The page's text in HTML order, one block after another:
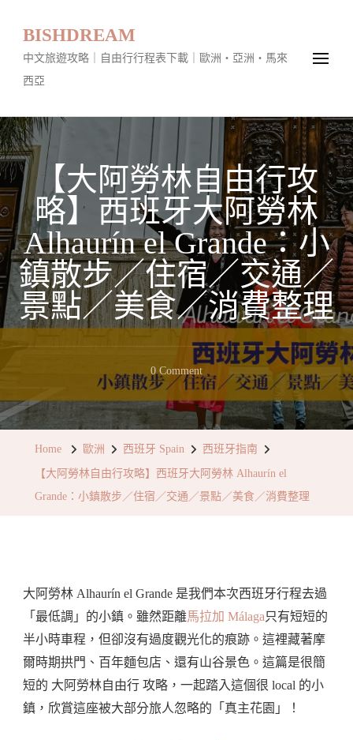
BISHDREAM
中文旅遊攻略｜自由行行程表下載｜歐洲・亞洲・馬來
西亞
【大阿勞林自由行攻
略】西班牙大阿勞林
Alhaurín el Grande：小
鎮散步／住宿／交通／
景點／美食／消費整理
0 CommentOn
【大
阿
西
班
牙
大
阿
勞
Home 歐洲 西班牙 Spain 西班牙指南
【大阿勞林自由行攻略】西班牙大阿勞林 Alhaurín el
Grande：小鎮散步／住宿／交通／景點／美食／消費整理
大阿勞林 Alhaurín el Grande 是我們本次西班牙行程去過
「最低調」的小鎮。雖然距離馬拉加 Málaga只有短短的
半小時車程，但卻沒有過度觀光化的痕跡。這裡藏著摩
爾時期拱門、百年麵包店、還有山谷景色。這篇是很簡
短的 大阿勞林自由行 攻略，一起踏入這個很 local 的小
鎮，欣賞這座被大部分旅人忽略的「真主花園」！